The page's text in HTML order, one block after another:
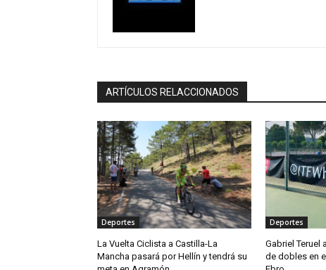
ARTÍCULOS RELACCIONADOS
Deportes
La Vuelta Ciclista a Castilla-La
Mancha pasará por Hellín y tendrá su
Deportes
Gabriel Teruel
de dobles en